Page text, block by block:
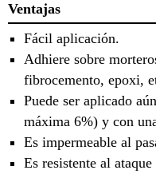
Ventajas
Fácil aplicación.
Adhiere sobre
fibrocemento, epoxi,
Puede ser aplicado
máxima 6%) y con
Es impermeable al
Es resistente al